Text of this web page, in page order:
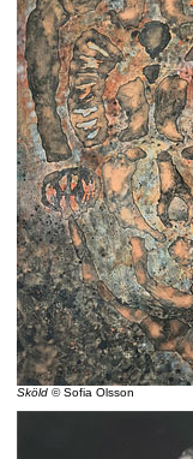
Sköld © Sofia Olsson